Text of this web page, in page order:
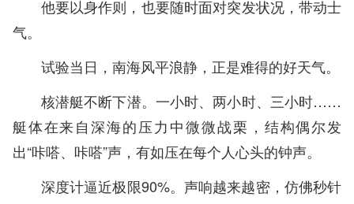
他要以身作则，也要随时面对突发状况，带动士
气。
试验当日，南海风平浪静，正是难得的好天气。
核潜艇不断下潜。一小时、两小时、三小时……
艇体在来自深海的压力中微微战栗，结构偶尔发
出“咔嗒、咔嗒”声，有如压在每个人心头的钟声。
深度计逼近极限90%。声响越来越密，仿佛秒针